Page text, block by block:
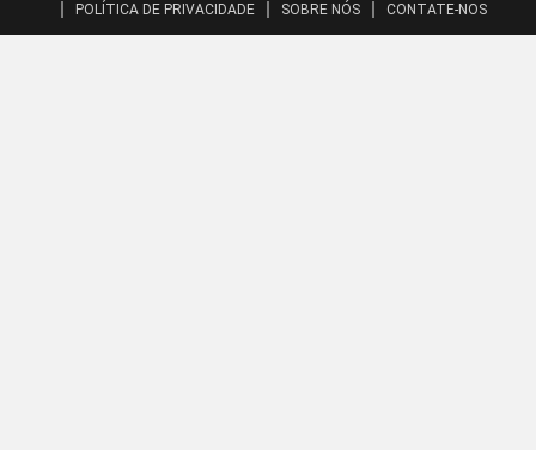
POLÍTICA DE PRIVACIDADE
SOBRE NÓS CONTATE-NOS